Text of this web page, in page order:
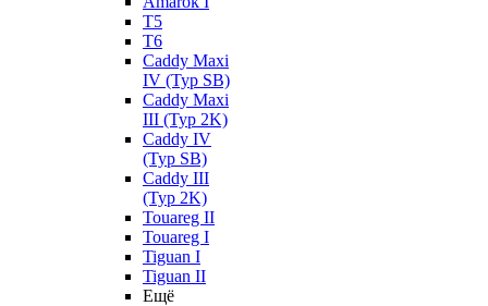
T5
T6
Caddy Maxi
IV (Typ SB)
Caddy Maxi
III (Typ 2K)
Caddy IV
(Typ SB)
Caddy III
(Typ 2K)
Touareg II
Touareg I
Tiguan I
Tiguan II
Ещё